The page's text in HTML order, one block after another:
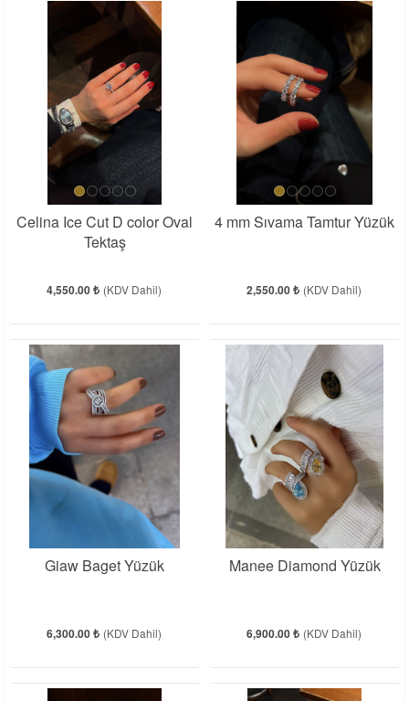
Celina Ice Cut D color Oval
Tektaş
4,550.00 ₺ (KDV Dahil)
4 mm Sıvama Tamtur Yüzük
2,550.00 ₺ (KDV Dahil)
Giaw Baget Yüzük
6,300.00 ₺ (KDV Dahil)
Manee Diamond Yüzük
6,900.00 ₺ (KDV Dahil)